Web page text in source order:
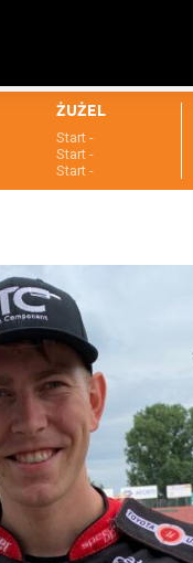
ŻUŻEL
Start -
Start -
Start -